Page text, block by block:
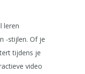
leren
-stijlen. Of je
tijdens je
video